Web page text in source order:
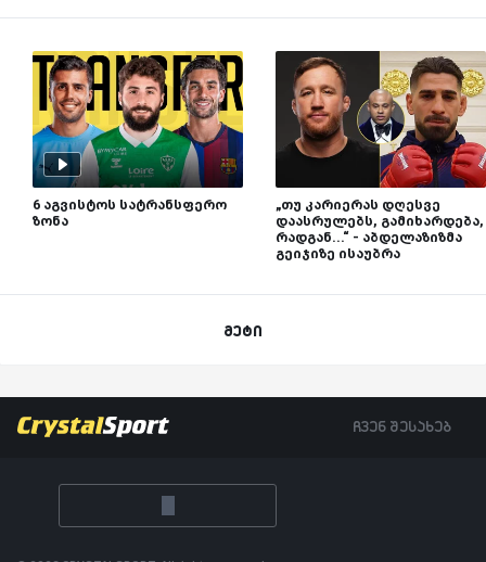
6 აგვისტოს სატრანსფერო
ზონა
„თუ კარიერას დღესვე
დაასრულებს, გამიხარდება,
რადგან...“ - აბდელაზიზმა
გეიჯიზე ისაუბრა
მეტი
ჩვენ შესახებ